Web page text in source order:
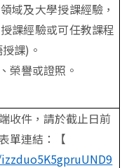
域及大學授課經驗，
課經驗或可任教課程
課)。
榮譽或證照。
收件，請於截止日前
單連結：【